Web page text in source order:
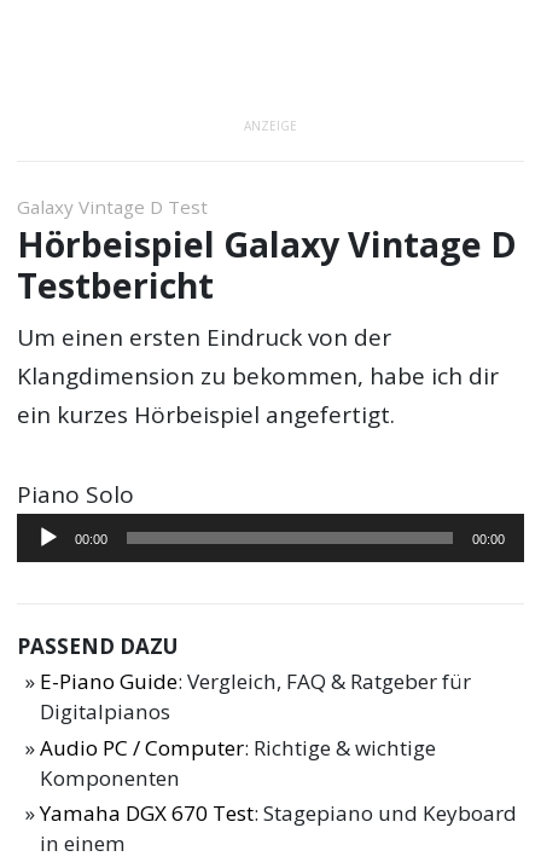
ANZEIGE
Galaxy Vintage D Test
Hörbeispiel Galaxy Vintage D
Testbericht
Um einen ersten Eindruck von der
Klangdimension zu bekommen, habe ich dir
ein kurzes Hörbeispiel angefertigt.
Piano Solo
Audio-
Player
00:00 00:00
PASSEND DAZU
E-Piano Guide: Vergleich, FAQ & Ratgeber für
Digitalpianos
Audio PC / Computer: Richtige & wichtige
Komponenten
Yamaha DGX 670 Test: Stagepiano und Keyboard
in einem